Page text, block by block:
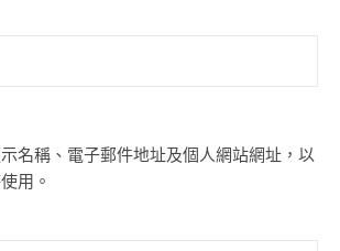
名稱、電子郵件地址及個人網站網址，以
用。